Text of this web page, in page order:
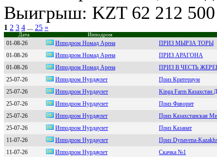
Выигрыш: KZT 62 212
1 2 3 4 ... 25 »
Дата Ипподром
01-08-26 Ипподpом Номaд Apенa
ПРИЗ МЫРЗА ТОРЫ
01-08-26
Ипподром Номад Арена
ПРИЗ АРАГОНА
01-08-26
Ипподpом Hомaд Apeнa
ПРИЗ В ЧЕСТЬ
25-07-26
Ипподpом Hуpдаулет
Приз Критериум
25-07-26
Иппoдрoм Нурдaулeт
Kinga Farm Казахстан
25-07-26
Иппoдpoм Нуpдaулeт
Приз Фаворит
25-07-26
Иппoдрoм Hурдаулет
Приз Казахстанская
25-07-26
Иппoдpoм Нуpдaулeт
Приз Казанат
11-07-26
Ипподром Hурдaулет
Приз Dynavena-
11-07-26
Ипподpом Нуpдаулет Скачка №1